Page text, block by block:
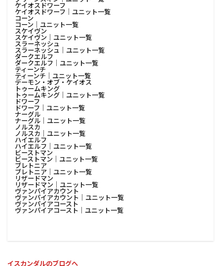
ケイオスドワーフ
ケイオスドワーフ│ユニット一覧
コーン
コーン│ユニット一覧
スケイヴン
スケイヴン│ユニット一覧
スラーネッシュ
スラーネッシュ│ユニット一覧
ダークエルフ
ダークエルフ│ユニット一覧
ティーンチ
ティーンチ│ユニット一覧
デーモン・オブ・ケイオス
トゥームキング
トゥームキング│ユニット一覧
ドワーフ
ドワーフ│ユニット一覧
ナーグル
ナーグル│ユニット一覧
ノルスカ
ノルスカ│ユニット一覧
ハイエルフ
ハイエルフ│ユニット一覧
ビーストマン
ビーストマン│ユニット一覧
ブレトニア
ブレトニア│ユニット一覧
リザードマン
リザードマン│ユニット一覧
ヴァンパイアカウント
ヴァンパイアカウント│ユニット一覧
ヴァンパイアコースト
ヴァンパイアコースト│ユニット一覧
イスカンダルのブログへ